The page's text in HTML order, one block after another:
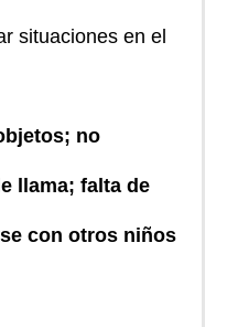
situaciones en el
no
llama; falta de
con otros niños